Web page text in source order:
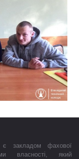
є закладом фахової
власності, який